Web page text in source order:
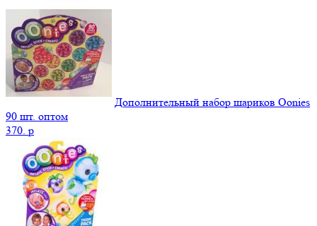
Дополнительный набор шариков Oonies
90 шт. оптом
370. p